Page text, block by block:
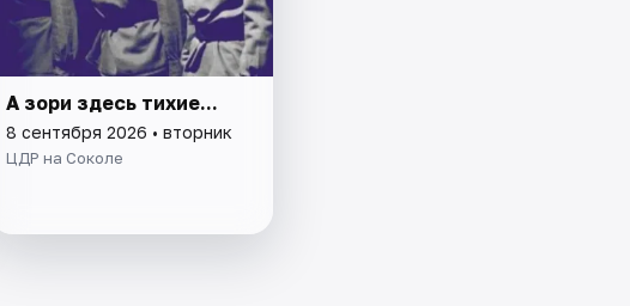
А зори здесь тихие...
8 сентября 2026 • вторник
ЦДР на Соколе